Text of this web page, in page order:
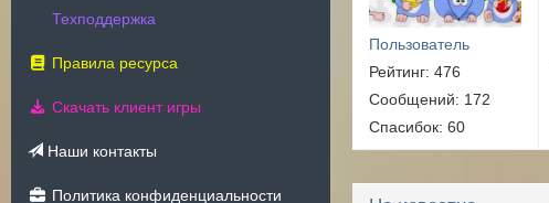
Техподдержка
Правила ресурса
Скачать клиент игры
Наши контакты
Политика конфиденциальности
Пользователь
Рейтинг: 476
Сообщений: 172
Спасибок: 60